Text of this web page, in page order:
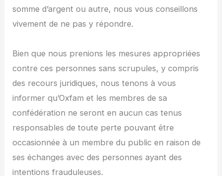
somme d’argent ou autre, nous vous conseillons
vivement de ne pas y répondre.
Bien que nous prenions les mesures appropriées
contre ces personnes sans scrupules, y compris
des recours juridiques, nous tenons à vous
informer qu’Oxfam et les membres de sa
confédération ne seront en aucun cas tenus
responsables de toute perte pouvant être
occasionnée à un membre du public en raison de
ses échanges avec des personnes ayant des
intentions frauduleuses.